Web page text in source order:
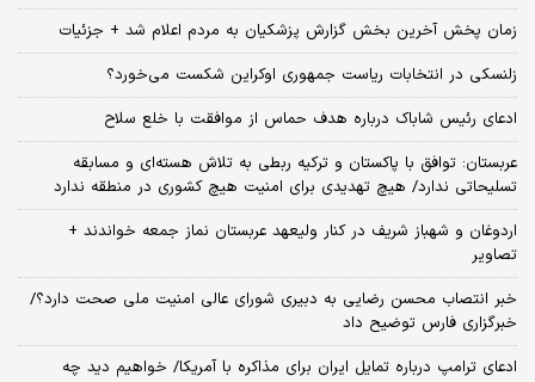
زمان پخش آخرین بخش گزارش پزشکیان به مردم اعلام شد + جزئیات
زلنسکی در انتخابات ریاست جمهوری اوکراین شکست می‌خورد؟
ادعای رئیس شاباک درباره هدف حماس از موافقت با خلع سلاح
عربستان: توافق با پاکستان و ترکیه ربطی به تلاش هسته‌ای و مسابقه
تسلیحاتی ندارد/ هیچ تهدیدی برای امنیت هیچ کشوری در منطقه ندارد
اردوغان و شهباز شریف در کنار ولیعهد عربستان نماز جمعه خواندند +
تصاویر
خبر انتصاب محسن رضایی به دبیری شورای عالی امنیت ملی صحت دارد؟/
خبرگزاری فارس توضیح داد
ادعای ترامپ درباره تمایل ایران برای مذاکره با آمریکا/ خواهیم دید چه